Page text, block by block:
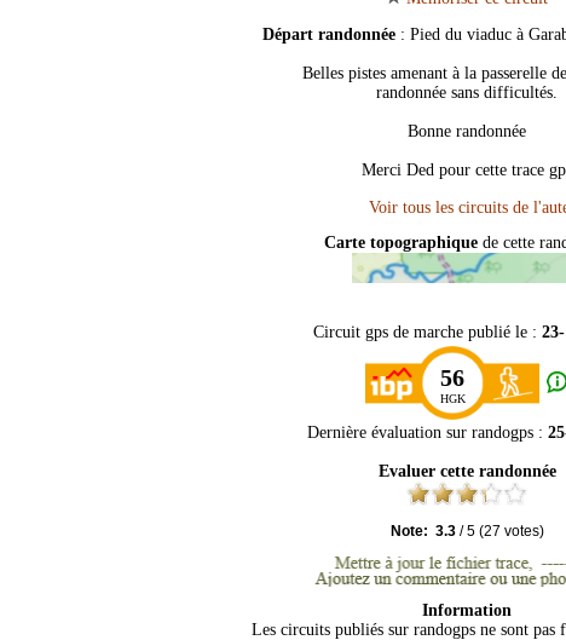
Départ randonnée : Pied du viaduc à
Belles pistes amenant à la passerelle
randonnée sans difficultés.
Bonne randonnée
Merci Ded pour cette trace
Carte topographique de cette
Circuit gps de marche publié le :
56
HGK
Dernière évaluation sur randogps :
Evaluer cette randonnée
Note: 3.3/5(27 votes)
Information
Les circuits publiés sur randogps ne sont pas